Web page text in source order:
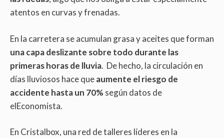
atentos en curvas y frenadas.
En la carretera se acumulan grasa y aceites que forman
una capa deslizante sobre todo durante las
primeras horas de lluvia. De hecho, la circulación en
días lluviosos hace queaumente el riesgo de
accidente hasta un 70% según datos de
elEconomista.
En Cristalbox, una red de talleres líderes en la